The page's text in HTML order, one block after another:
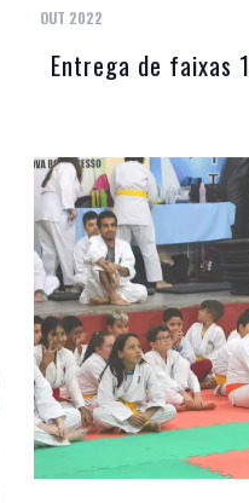
OUT 2022
Entrega de faixas